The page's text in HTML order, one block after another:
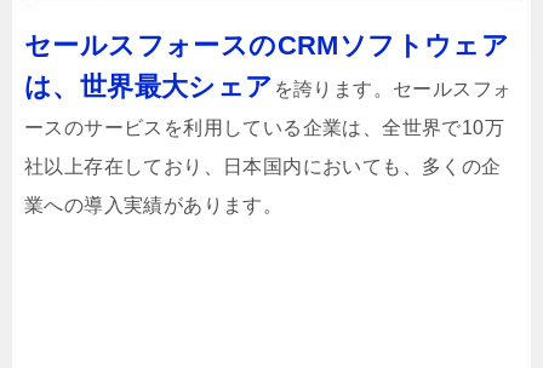
セールスフォースのCRMソフトウェア
は、世界最大シェア を誇ります。セールスフォ
ースのサービスを利用している企業は、全世界で10万
社以上存在しており、日本国内においても、多くの企
業への導入実績があります。